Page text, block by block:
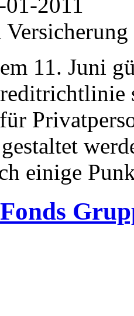
2011
11. Juni
einige